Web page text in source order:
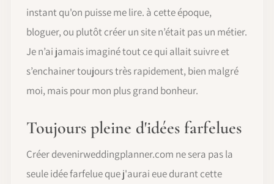
instant qu'on puisse me lire. à cette époque,
bloguer, ou plutôt créer un site n’était pas un métier.
Je n’ai jamais imaginé tout ce qui allait suivre et
s’enchainer toujours très rapidement, bien malgré
moi, mais pour mon plus grand bonheur.
Toujours pleine d'idées farfelues
Créer devenirweddingplanner.com ne sera pas la
seule idée farfelue que j'aurai eue durant cette